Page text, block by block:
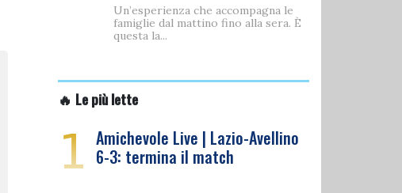
Un’esperienza che accompagna le
famiglie dal mattino fino alla sera. È
questa la...
🔥 Le più lette
1 Amichevole Live | Lazio-Avellino
6-3: termina il match